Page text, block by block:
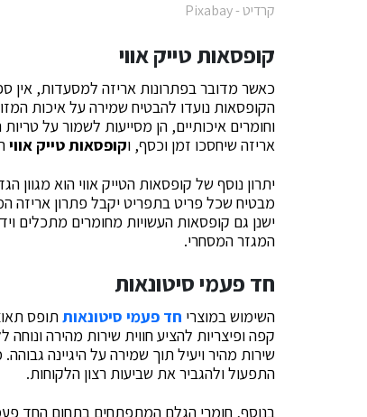
קרדיט - Pixabay
קופסאות טייק אווי
כאשר מדובר בפתרונות אריזה למסעדות, אין
הקופסאות נועדו להבטיח שמירה על איכות
וחומרים איכותיים, הן מסייעות לשמור על
אריזה שיחסכו זמן וכסף, וקופסאות טייק אווי
יתרון נוסף של קופסאות הטייק אווי הוא מגוון
מבטיח שכל פריט בתפריט יקבל פתרון אריזה
ישנן גם קופסאות העשויות מחומרים מתכלים
המגזר המסחרי.
חד פעמי סיטונאות
השימוש במוצרי חד פעמי סיטונאותתופס
קפה ופיצריות להציע חווית שירות מהירה
שירות מהיר ויעיל תוך שמירה על היגיינה
התפעול ולהגביר את שביעות רצון הלקוחות.
בנוסף, חומרי הגלם המתפתחים בתחום החד